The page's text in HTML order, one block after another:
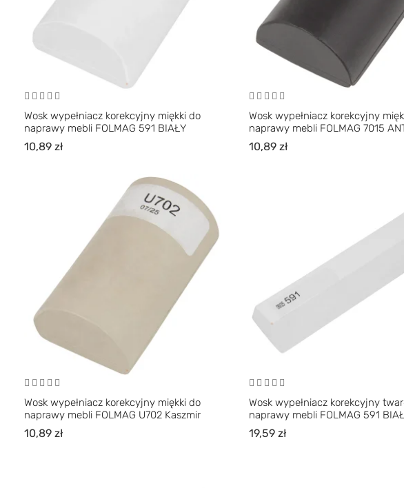
Wosk wypełniacz korekcyjny miękki do
naprawy mebli FOLMAG 591 BIAŁY
10,89 zł
Wosk wypełniacz korekcyjny
naprawy mebli FOLMAG 7015
10,89 zł
Wosk wypełniacz korekcyjny miękki do
naprawy mebli FOLMAG U702 Kaszmir
10,89 zł
Wosk wypełniacz korekcyjny
naprawy mebli FOLMAG 591
19,59 zł